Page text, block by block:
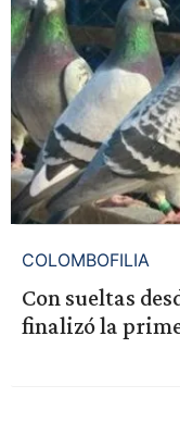
COLOMBOFILIA
Con sueltas
finalizó la